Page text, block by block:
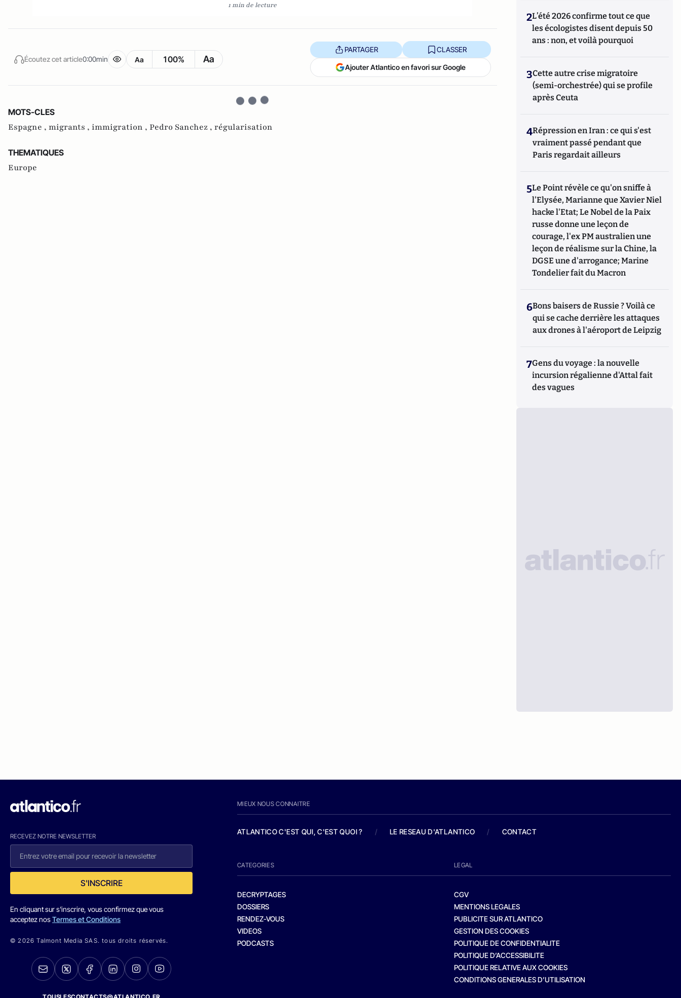
1 min de lecture
Écoutez cet article0:00min Aa 100% Aa
PARTAGER CLASSER
Ajouter Atlantico en favori sur Google
MOTS-CLES
Espagne , migrants , immigration , Pedro Sanchez , régularisation
THEMATIQUES
Europe
2L’été 2026 confirme tout ce que
les écologistes disent depuis 50
ans : non, et voilà pourquoi
3Cette autre crise migratoire
(semi-orchestrée) qui se profile
après Ceuta
4Répression en Iran : ce qui s'est
vraiment passé pendant que
Paris regardait ailleurs
5Le Point révèle ce qu'on sniffe à
l'Elysée, Marianne que Xavier Niel
hacke l'Etat; Le Nobel de la Paix
russe donne une leçon de
courage, l'ex PM australien une
leçon de réalisme sur la Chine, la
DGSE une d'arrogance; Marine
Tondelier fait du Macron
6Bons baisers de Russie ? Voilà ce
qui se cache derrière les attaques
aux drones à l'aéroport de Leipzig
7Gens du voyage : la nouvelle
incursion régalienne d'Attal fait
des vagues
RECEVEZ NOTRE NEWSLETTER
S'INSCRIRE
En cliquant sur s'inscrire, vous confirmez que vous
acceptez nosTermes et Conditions
© 2026 Talmont Media SAS. tous droits réservés.
MIEUX NOUS CONNAITRE
ATLANTICO C'EST QUI, C'EST QUOI ? / LE RESEAU D'ATLANTICO / CONTACT
CATEGORIES
DECRYPTAGES
DOSSIERS
RENDEZ-VOUS
VIDEOS
PODCASTS
LEGAL
CGV
MENTIONS LEGALES
PUBLICITE SUR ATLANTICO
GESTION DES COOKIES
POLITIQUE DE CONFIDENTIALITE
POLITIQUE D’ACCESSIBILITE
POLITIQUE RELATIVE AUX COOKIES
CONDITIONS GENERALES D’UTILISATION